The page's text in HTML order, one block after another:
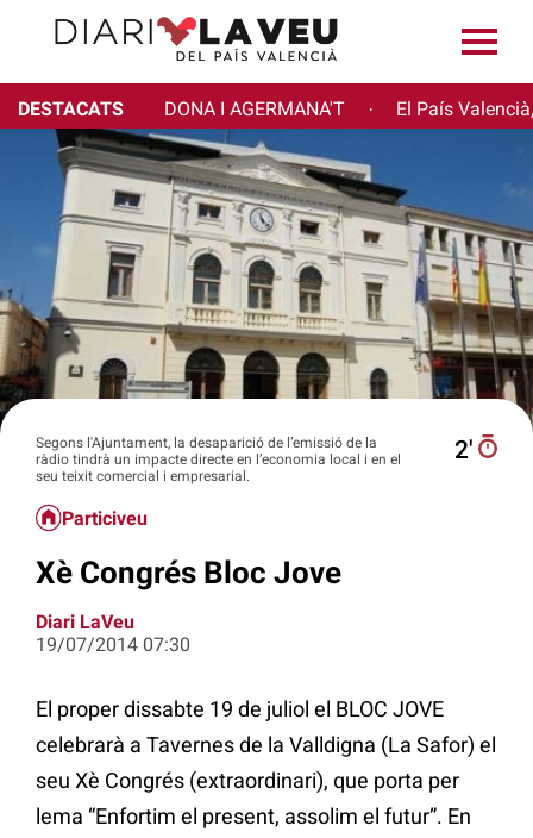
DESTACATS DONA I AGERMANA'T · El País
Segons l'Ajuntament, la desaparició de l’emissió de la
ràdio tindrà un impacte directe en l’economia local i en el
seu teixit comercial i empresarial.
2′
Particiveu
Xè Congrés Bloc Jove
Diari LaVeu
19/07/2014 07:30
El proper dissabte 19 de juliol el BLOC JOVE
celebrarà a Tavernes de la Valldigna (La Safor) el
seu Xè Congrés (extraordinari), que porta per
lema “Enfortim el present, assolim el futur”. En